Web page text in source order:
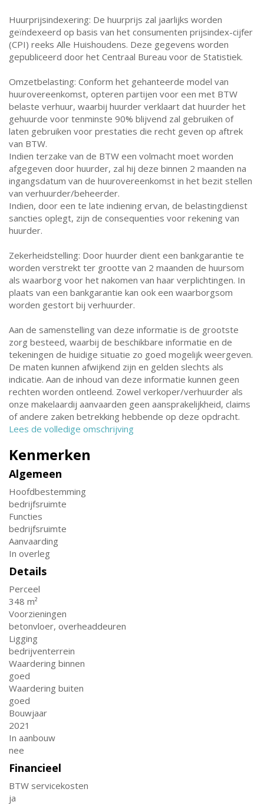
Huurprijsindexering: De huurprijs zal jaarlijks worden
geïndexeerd op basis van het consumenten prijsindex-cijfer
(CPI) reeks Alle Huishoudens. Deze gegevens worden
gepubliceerd door het Centraal Bureau voor de Statistiek.
Omzetbelasting: Conform het gehanteerde model van
huurovereenkomst, opteren partijen voor een met BTW
belaste verhuur, waarbij huurder verklaart dat huurder het
gehuurde voor tenminste 90% blijvend zal gebruiken of
laten gebruiken voor prestaties die recht geven op aftrek
van BTW.
Indien terzake van de BTW een volmacht moet worden
afgegeven door huurder, zal hij deze binnen 2 maanden na
ingangsdatum van de huurovereenkomst in het bezit stellen
van verhuurder/beheerder.
Indien, door een te late indiening ervan, de belastingdienst
sancties oplegt, zijn de consequenties voor rekening van
huurder.
Zekerheidstelling: Door huurder dient een bankgarantie te
worden verstrekt ter grootte van 2 maanden de huursom
als waarborg voor het nakomen van haar verplichtingen. In
plaats van een bankgarantie kan ook een waarborgsom
worden gestort bij verhuurder.
Aan de samenstelling van deze informatie is de grootste
zorg besteed, waarbij de beschikbare informatie en de
tekeningen de huidige situatie zo goed mogelijk weergeven.
De maten kunnen afwijkend zijn en gelden slechts als
indicatie. Aan de inhoud van deze informatie kunnen geen
rechten worden ontleend. Zowel verkoper/verhuurder als
onze makelaardij aanvaarden geen aansprakelijkheid, claims
of andere zaken betrekking hebbende op deze opdracht.
Lees de volledige omschrijving
Kenmerken
Algemeen
Hoofdbestemming
bedrijfsruimte
Functies
bedrijfsruimte
Aanvaarding
In overleg
Details
Perceel
348 m²
Voorzieningen
betonvloer, overheaddeuren
Ligging
bedrijventerrein
Waardering binnen
goed
Waardering buiten
goed
Bouwjaar
2021
In aanbouw
nee
Financieel
BTW servicekosten
ja